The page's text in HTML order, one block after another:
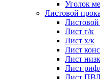
Уголок
Листовой
Листовой
Лист г/к
Лист х/к
Лист
Лист
Лист
Лист